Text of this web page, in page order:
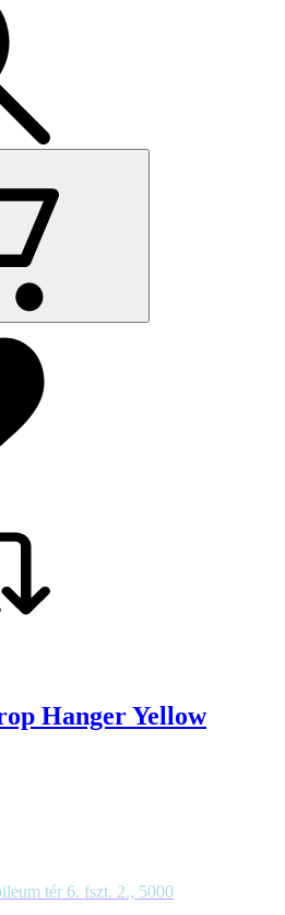
Hanger Yellow
tér 6. fszt. 2., 5000